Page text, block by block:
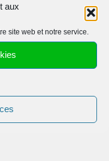
aux
site web et notre service.